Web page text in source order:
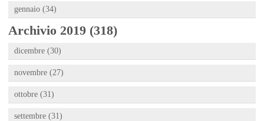
gennaio (34)
Archivio 2019 (318)
dicembre (30)
novembre (27)
ottobre (31)
settembre (31)